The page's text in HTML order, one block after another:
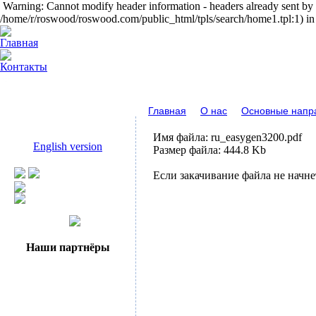
Warning: Cannot modify header information - headers already sent by
/home/r/roswood/roswood.com/public_html/tpls/search/
Главная О нас Основные
English version
Наши партнёры
Имя файла: ru_easygen3200.pdf
Размер файла: 444.8 Kb
Если закачивание файла не